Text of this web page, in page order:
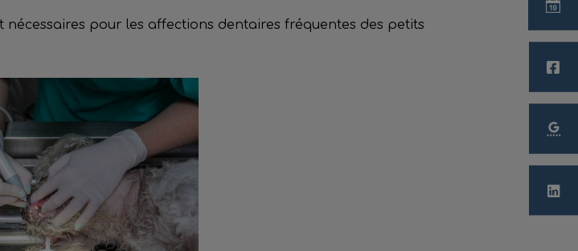
pour les affections dentaires fréquentes des petits